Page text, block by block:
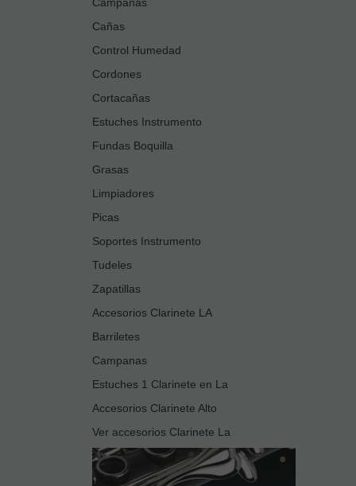
Cañas
Control Humedad
Cordones
Cortacañas
Estuches Instrumento
Fundas Boquilla
Grasas
Limpiadores
Picas
Soportes Instrumento
Tudeles
Zapatillas
Accesorios Clarinete LA
Barriletes
Campanas
Estuches 1 Clarinete en La
Accesorios Clarinete Alto
Ver accesorios Clarinete La